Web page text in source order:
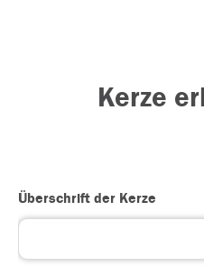
Kerze
Überschrift der Kerze